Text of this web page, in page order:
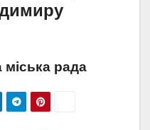
рада